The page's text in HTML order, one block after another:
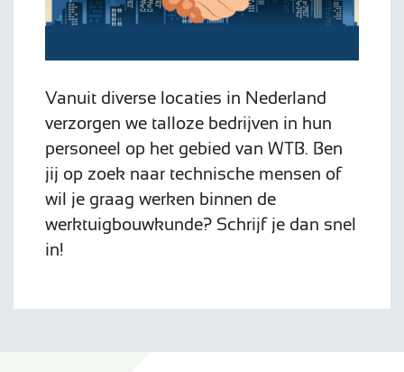
Vanuit diverse locaties in Nederland
verzorgen we talloze bedrijven in hun
personeel op het gebied van WTB. Ben
jij op zoek naar technische mensen of
wil je graag werken binnen de
werktuigbouwkunde? Schrijf je dan snel
in!